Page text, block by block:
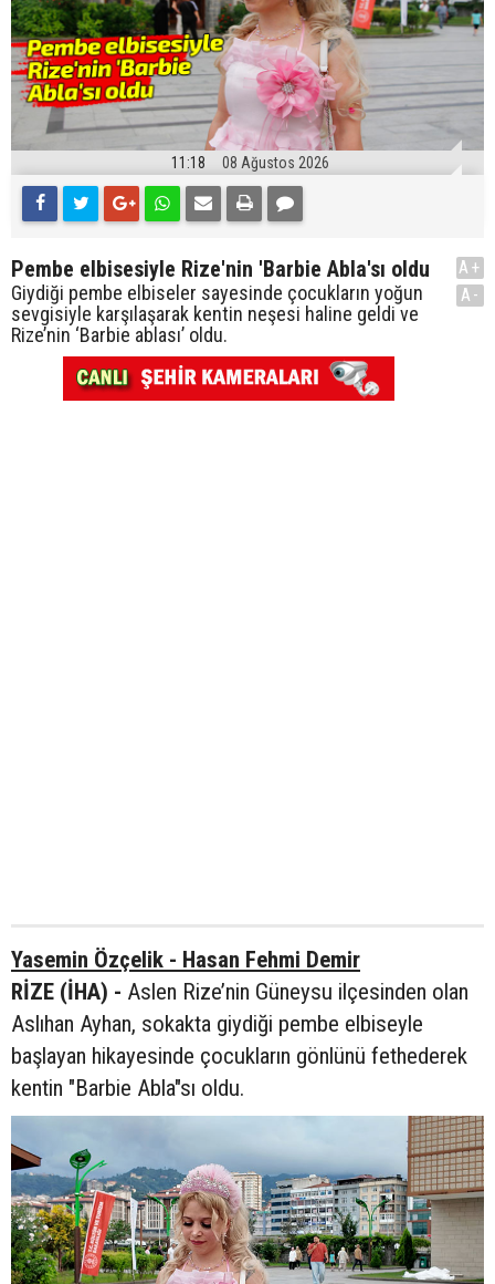
11:18 08 Ağustos 2026
Pembe elbisesiyle Rize'nin 'Barbie Abla'sı oldu
Giydiği pembe elbiseler sayesinde çocukların yoğun
sevgisiyle karşılaşarak kentin neşesi haline geldi ve
Rize’nin ‘Barbie ablası’ oldu.
A+
A-
Yasemin Özçelik - Hasan Fehmi Demir
RİZE (İHA) - Aslen Rize’nin Güneysu ilçesinden olan
Aslıhan Ayhan, sokakta giydiği pembe elbiseyle
başlayan hikayesinde çocukların gönlünü fethederek
kentin "Barbie Abla"sı oldu.